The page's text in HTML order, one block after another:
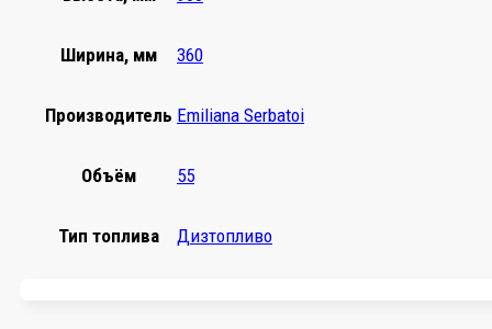
Ширина, мм 360
Производитель Emiliana Serbatoi
Объём 55
Тип топлива Дизтопливо